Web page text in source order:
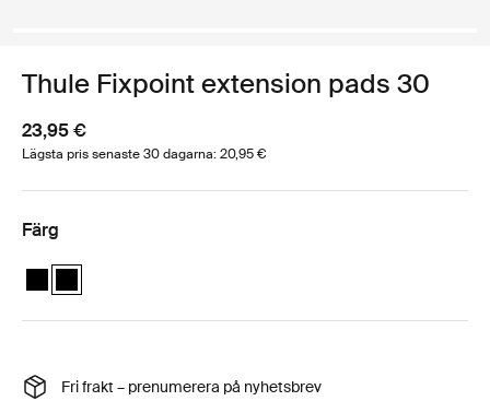
Thule Fixpoint extension pads 30
23,95 €
Lägsta pris senaste 30 dagarna: 20,95 €
Färg
Thule Fixpoint extension pads Svart
Thule Fixpoint extension pads Svart (selected)
Fri frakt – prenumerera på nyhetsbrev